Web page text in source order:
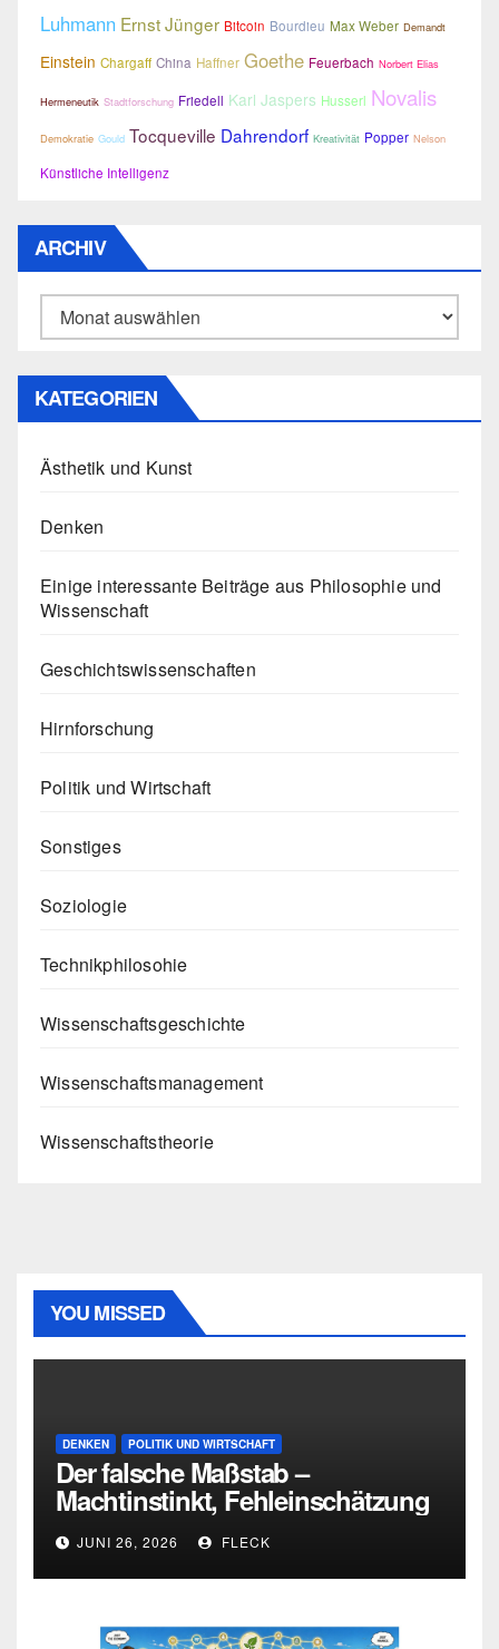
Luhmann Ernst Jünger Bitcoin Bourdieu Max Weber Demandt
Einstein Chargaff China Haffner Goethe Feuerbach Norbert Elias
Hermeneutik Stadtforschung Friedell Karl Jaspers Husserl Novalis
Demokratie Gould Tocqueville Dahrendorf Kreativität Popper Nelson
Künstliche Intelligenz
ARCHIV
Archiv
KATEGORIEN
Ästhetik und Kunst
Denken
Einige interessante Beiträge aus Philosophie und
Wissenschaft
Geschichtswissenschaften
Hirnforschung
Politik und Wirtschaft
Sonstiges
Soziologie
Technikphilosohie
Wissenschaftsgeschichte
Wissenschaftsmanagement
Wissenschaftstheorie
YOU MISSED
DENKEN POLITIK UND WIRTSCHAFT
Der falsche Maßstab –
Machtinstinkt, Fehleinschätzung
und die Grenzen intellektueller
Urteilskraft
JUNI 26, 2026 FLECK